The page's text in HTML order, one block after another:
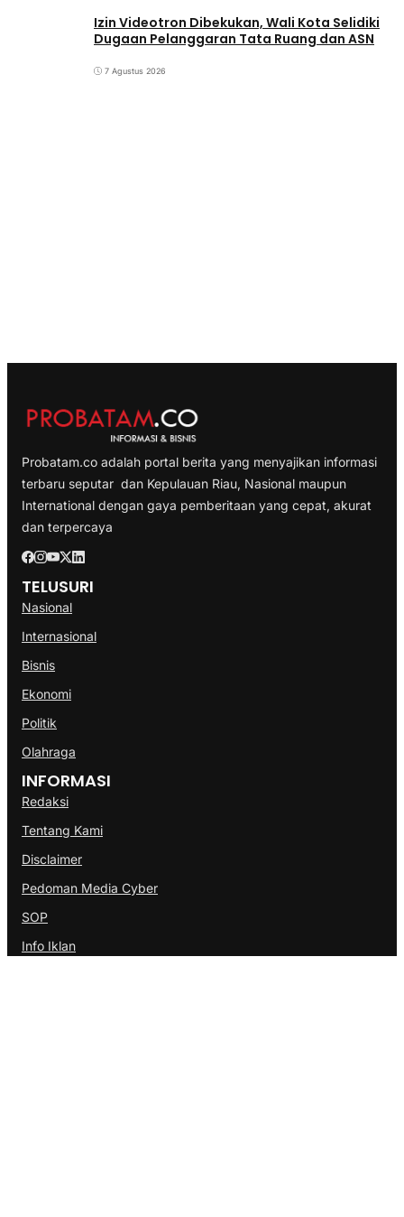
Izin Videotron Dibekukan, Wali Kota Selidiki
Dugaan Pelanggaran Tata Ruang dan ASN
7 Agustus 2026
Probatam.co adalah portal berita yang menyajikan informasi
terbaru seputar dan Kepulauan Riau, Nasional maupun
International dengan gaya pemberitaan yang cepat, akurat
dan terpercaya
TELUSURI
Nasional
Internasional
Bisnis
Ekonomi
Politik
Olahraga
INFORMASI
Redaksi
Tentang Kami
Disclaimer
Pedoman Media Cyber
SOP
Info Iklan